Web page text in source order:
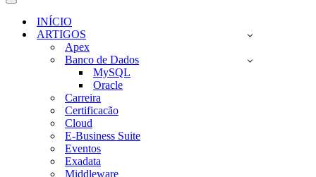
navegação
Menu
navegaçãoINÍCIO
ARTIGOS
Apex
Banco de Dados
MySQL
Oracle
Carreira
Certificacão
Cloud
E-Business Suite
Eventos
Exadata
Middleware